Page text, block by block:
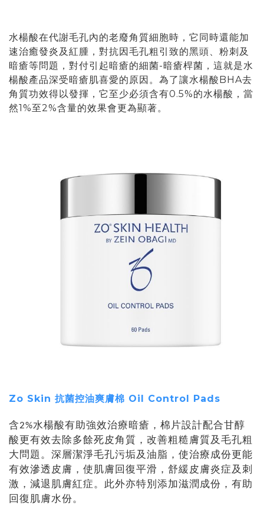
水楊酸在代謝毛孔內的老廢角質細胞時，它同時還能加
速治癒發炎及紅腫，對抗因毛孔粗引致的黑頭、粉刺及
暗瘡等問題，對付引起暗瘡的細菌-暗瘡桿菌，這就是水
楊酸產品深受暗瘡肌喜愛的原因。為了讓水楊酸BHA去
角質功效得以發揮，它至少必須含有0.5%的水楊酸，當
然1%至2%含量的效果會更為顯著。
Zo Skin 抗菌控油爽膚棉 Oil Control Pads
含2%水楊酸有助強效治療暗瘡，棉片設計配合甘醇
酸更有效去除多餘死皮角質，改善粗糙膚質及毛孔粗
大問題。深層潔淨毛孔污垢及油脂，使治療成份更能
有效滲透皮膚，使肌膚回復平滑，舒緩皮膚炎症及刺
激，減退肌膚紅症。此外亦特別添加滋潤成份，有助
回復肌膚水份。